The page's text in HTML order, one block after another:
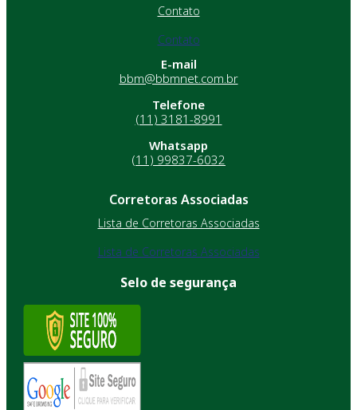
Contato
Contato
E-mail
bbm@bbmnet.com.br
Telefone
(11) 3181-8991
Whatsapp
(11) 99837-6032
Corretoras Associadas
Lista de Corretoras Associadas
Lista de Corretoras Associadas
Selo de segurança